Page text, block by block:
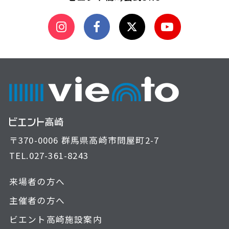
〒370-0006 群馬県高崎市問屋町2-7
TEL.027-361-8243
来場者の方へ
主催者の方へ
ビエント高崎施設案内